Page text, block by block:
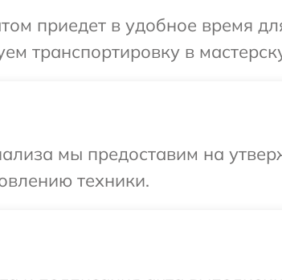
приедет в удобное время
транспортировку в
мы предоставим на
техники.